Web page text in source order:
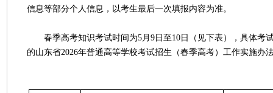
信息等部分个人信息，以考生最后一次填报内容为准。
春季高考知识考试时间为5月9日至10日（见下表），具体考
的山东省2026年普通高等学校考试招生（春季高考）工作实施办